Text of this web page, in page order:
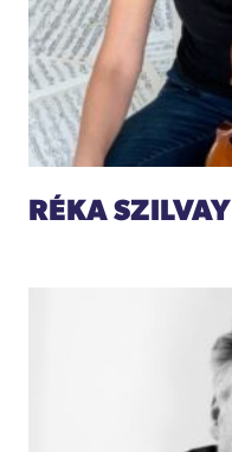
RÉKA SZILVAY